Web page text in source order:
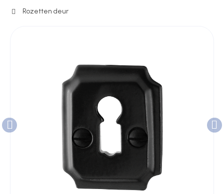
Deurbeslag
Hekwerkonderdelen
Kluizen
Poortonderdelen
Rozetten deur